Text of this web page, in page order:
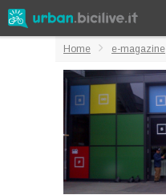
Home e-magazine